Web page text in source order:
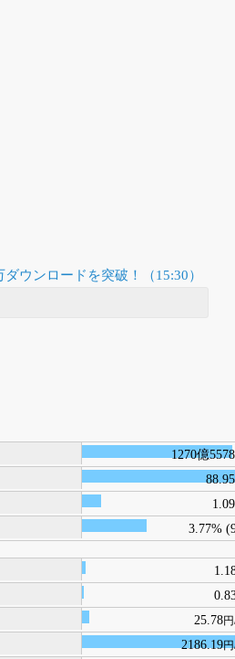
ウンロードを突破！（15:30）
1270億
3.77%
25.78
2186.19